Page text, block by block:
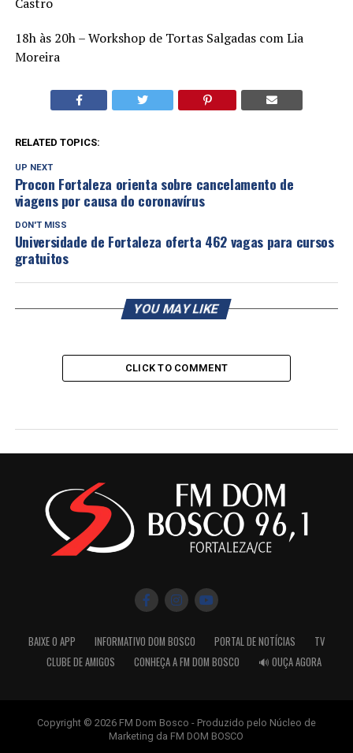
18h às 20h – Workshop de Tortas Salgadas com Lia
Moreira
RELATED TOPICS:
UP NEXT
Procon Fortaleza orienta sobre cancelamento de
viagens por causa do coronavírus
DON'T MISS
Universidade de Fortaleza oferta 462 vagas para cursos
gratuitos
YOU MAY LIKE
CLICK TO COMMENT
BAIXE O APP INFORMATIVO DOM BOSCO PORTAL DE NOTÍCIAS
TV
CLUBE DE AMIGOS
CONHEÇA A FM DOM BOSCO 🔊 OUÇA AGORA
Copyright © 2026 FM Dom Bosco - Produzido pelo Núcleo de
Marketing da FM DOM BOSCO